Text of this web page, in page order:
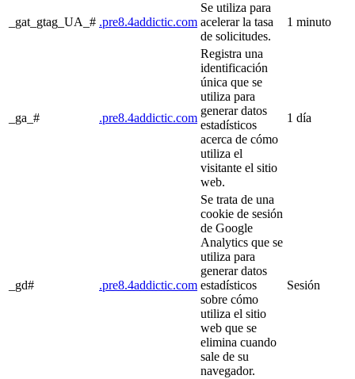
_gat_gtag_UA_# .pre8.4addictic.com
Se utiliza para
acelerar la tasa
de solicitudes.
1 minuto
_ga_# .pre8.4addictic.com
Registra una
identificación
única que se
utiliza para
generar datos
estadísticos
acerca de cómo
utiliza el
visitante el sitio
web.
1 día
_gd# .pre8.4addictic.com
Se trata de una
cookie de sesión
de Google
Analytics que se
utiliza para
generar datos
estadísticos
sobre cómo
utiliza el sitio
web que se
elimina cuando
sale de su
navegador.
Sesión